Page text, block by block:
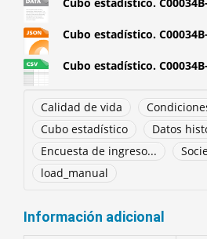
Cubo estadístico.
Cubo estadístico.
Calidad de vida
Cubo estadístico
Datos
Encuesta de ingreso...
load_manual
Información adicional